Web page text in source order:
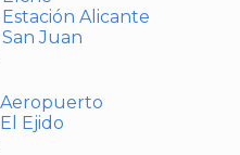
Alicante
Juan
Ejido